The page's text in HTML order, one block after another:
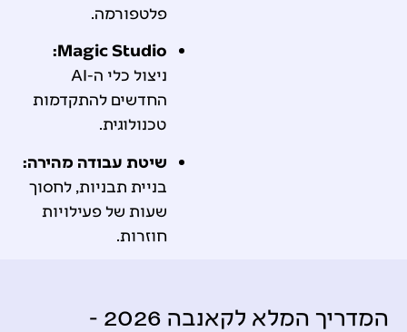
פלטפורמה.
Magic Studio:
ניצול כלי ה-AI
החדשים להתקדמות
טכנולוגית.
שיטת עבודה מהירה:
בניית תבניות, לחסוך
שעות של פעילויות
חוזרות.
המדריך המלא לקאנבה 2026 -